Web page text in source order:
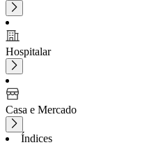
Hospitalar
Casa e Mercado
Índices